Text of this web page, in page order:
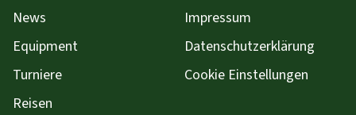
News
Equipment
Turniere
Reisen
Impressum
Datenschutzerklärung
Cookie Einstellungen